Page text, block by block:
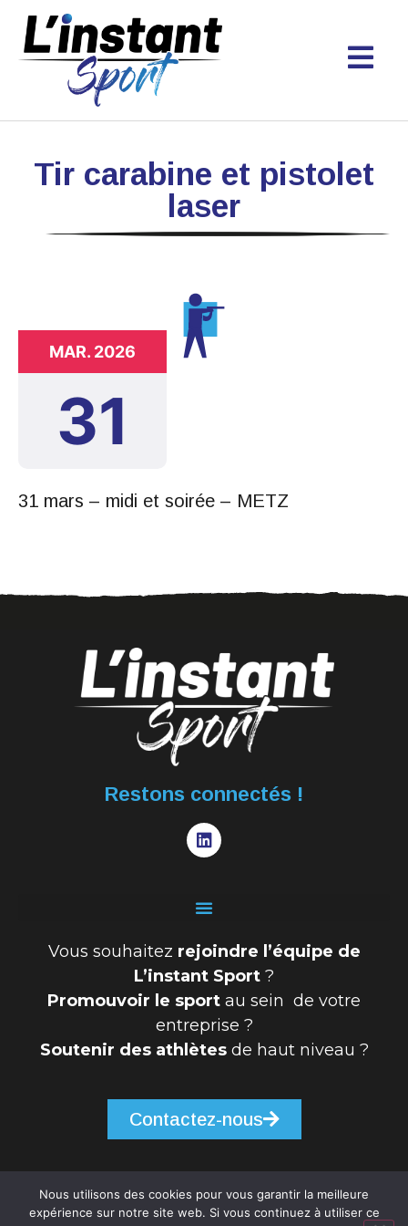
Tir carabine et pistolet
laser
MAR. 2026
31
31 mars – midi et soirée – METZ
Restons connectés !
Vous souhaitez rejoindre l’équipe de
L’instant Sport ?
Promouvoir le sport au sein de votre
entreprise ?
Soutenir des athlètesde haut niveau ?
Contactez-nous
© 2026 - L'instant sport | Tous Droits Réservés
Nous utilisons des cookies pour vous garantir la meilleure
expérience sur notre site web. Si vous continuez à utiliser ce